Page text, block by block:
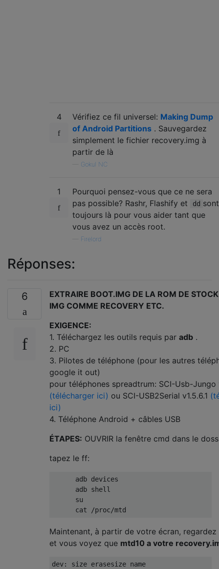
4 Vérifiez ce fil universel: Making Dump
of Android Partitions . Sauvegardez
simplement le fichier recovery.img à
partir de là
Gokul NC
1
Pourquoi pensez-vous que ce ne sera
pas possible? Rashr, Flashify et
dd sont
toujours là pour vous aider tant que
vous avez un accès root.
Firelord
Réponses:
6
EXTRAIRE BOOT.IMG DE LA ROM DE
IMG COMME RECOVERY ETC.
EXIGENCE:
1. Téléchargez les outils requis par adb .
2. PC
3. Pilotes de téléphone (pour les autres
google it out)
pour téléphones spreadtrum: SCI-Usb-Jungo
(télécharger ici) ou SCI-USB2Serial v1.5.6.1
ici)
4. Téléphone Android + câbles USB
ÉTAPES: OUVRIR la fenêtre cmd dans le
tapez le ff:
      adb devices
      adb shell
      su
Maintenant, à partir de votre écran,
et vous voyez que mtd10 a votre
dev: size erasesize name